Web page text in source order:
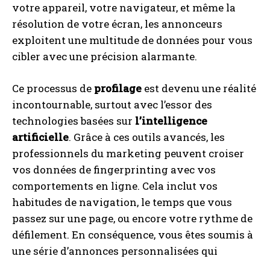
votre appareil, votre navigateur, et même la
résolution de votre écran, les annonceurs
exploitent une multitude de données pour vous
cibler avec une précision alarmante.
Ce processus de profilage est devenu une réalité
incontournable, surtout avec l’essor des
technologies basées sur l’intelligence
artificielle. Grâce à ces outils avancés, les
professionnels du marketing peuvent croiser
vos données de fingerprinting avec vos
comportements en ligne. Cela inclut vos
habitudes de navigation, le temps que vous
passez sur une page, ou encore votre rythme de
défilement. En conséquence, vous êtes soumis à
une série d’annonces personnalisées qui